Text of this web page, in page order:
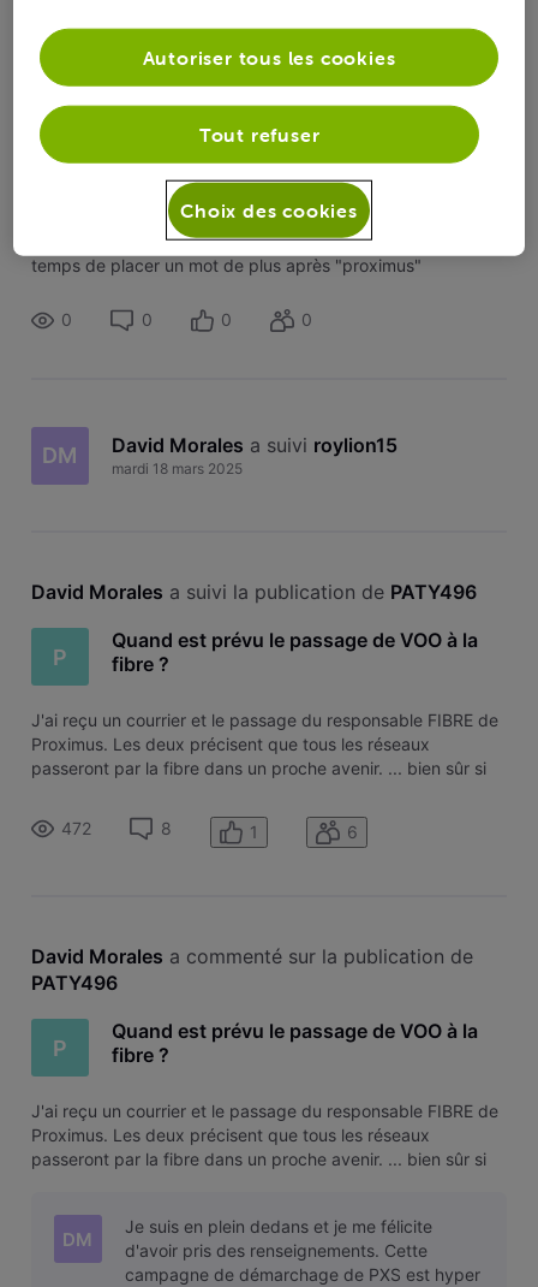
Selected
Toutesles
David Morales a aimé le commentaire de Marcs
Oui, j'en ai viré un la semaine passée, il n'a même pas eu le
temps de placer un mot de plus après "proximus"
0 0 0 0
DM David Morales a suivi roylion15
mardi 18 mars 2025
David Morales a suivi la publication de PATY496
P
Quand est prévu le passage de VOO à la
fibre ?
J'ai reçu un courrier et le passage du responsable FIBRE de
Proximus. Les deux précisent que tous les réseaux
passeront par la fibre dans un proche avenir. ... bien sûr si
est gratuite ... Ils informent également qu'après les autres
opérateur
472 8 1 6
David Morales a commenté sur la publication de
PATY496
P
Quand est prévu le passage de VOO à la
fibre ?
J'ai reçu un courrier et le passage du responsable FIBRE de
Proximus. Les deux précisent que tous les réseaux
passeront par la fibre dans un proche avenir. ... bien sûr si
opérateur
DM
Je suis en plein dedans et je me félicite
d'avoir pris des renseignements. Cette
campagne de démarchage de PXS est hyper
Tout refuser
Autoriser tous les cookies
Choix des cookies